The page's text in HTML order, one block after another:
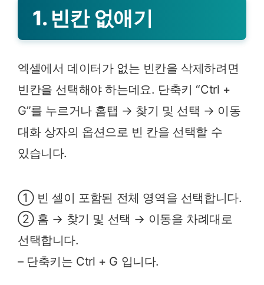
1. 빈칸 없애기
엑셀에서 데이터가 없는 빈칸을 삭제하려면
빈칸을 선택해야 하는데요. 단축키 “Ctrl +
G”를 누르거나 홈탭 → 찾기 및 선택 → 이동
대화 상자의 옵션으로 빈 칸을 선택할 수
있습니다.
① 빈 셀이 포함된 전체 영역을 선택합니다.
② 홈 → 찾기 및 선택 → 이동을 차례대로
선택합니다.
– 단축키는 Ctrl + G 입니다.